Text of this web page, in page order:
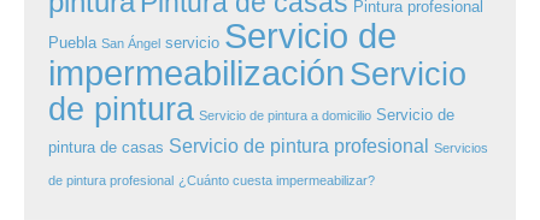
Pintura profesional
Puebla San Ángel servicio Servicio de
impermeabilizaciónServicio
de pintura Servicio de pintura a domicilio Servicio de
pintura de casas Servicio de pintura profesional Servicios
de pintura profesional ¿Cuánto cuesta impermeabilizar?